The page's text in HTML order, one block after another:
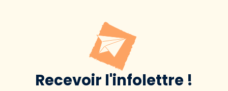
Recevoir l'infolettre !